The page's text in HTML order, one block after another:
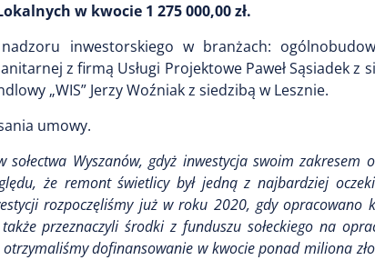
w kwocie 1 275 000,00 zł.
inwestorskiego w branżach:
z firmą Usługi Projektowe Paweł Sąsiadek z
„WIS” Jerzy Woźniak z siedzibą w Lesznie.
umowy.
Wyszanów, gdyż inwestycja swoim zakresem
że remont świetlicy był jedną z najbardziej
rozpoczęliśmy już w roku 2020, gdy opracowano
przeznaczyli środki z funduszu sołeckiego na
dofinansowanie w kwocie ponad miliona